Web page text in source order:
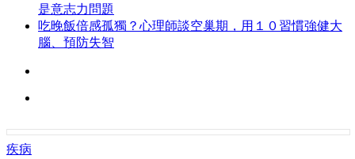
是意志力問題
吃晚飯倍感孤獨？心理師談空巢期，用１０習慣強健大
腦、預防失智
疾病